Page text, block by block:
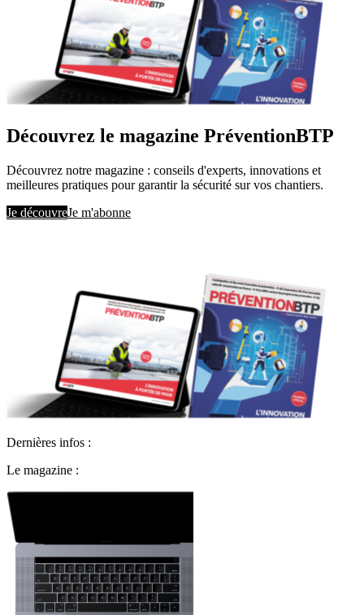
Découvrez le magazine PréventionBTP
Découvrez notre magazine : conseils d'experts, innovations et
meilleures pratiques pour garantir la sécurité sur vos chantiers.
Je découvreJe m'abonne
Dernières infos :
Le magazine :